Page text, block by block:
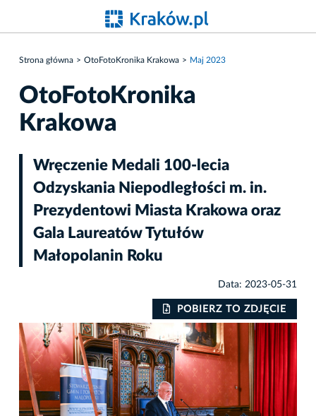
Strona główna OtoFotoKronika Krakowa Maj 2023
OtoFotoKronika
Krakowa
Wręczenie Medali 100-lecia
Odzyskania Niepodległości m. in.
Prezydentowi Miasta Krakowa oraz
Gala Laureatów Tytułów
Małopolanin Roku
Data: 2023-05-31
POBIERZ TO ZDJĘCIE